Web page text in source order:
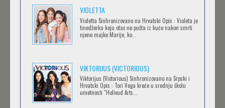
OBLUTAK
SERVAMP
Feb 12 2023 |
VIOLETTA
Violetta Sinhronizovano na Hrvatski Opis : Violeta je
tinedžerka koju otac ne pušta iz kuće nakon smrti
njene majke Marije, ko...
VIKTORIJUS (VICTORIOUS)
Viktorijus (Victorious) Sinhronizovano na Srpski i
Hrvatski Opis : Tori Vega kreće u srednju školu
umetnosti "Holivud Arts...